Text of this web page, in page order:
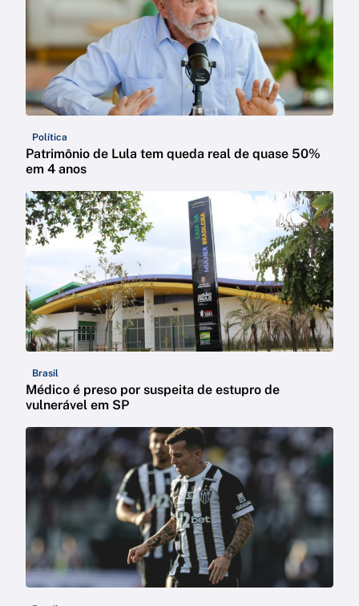
Política
Patrimônio de Lula tem queda real de quase 50%
em 4 anos
Brasil
Médico é preso por suspeita de estupro de
vulnerável em SP